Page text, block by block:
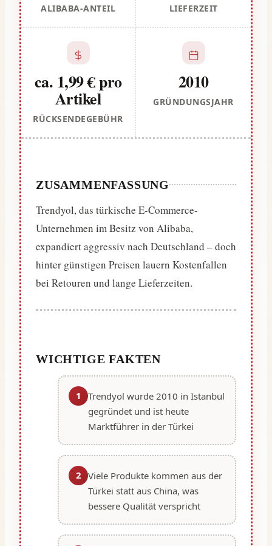
ALIBABA-ANTEIL LIEFERZEIT
ca. 1,99 € pro
Artikel
RÜCKSENDEGEBÜHR
2010
GRÜNDUNGSJAHR
ZUSAMMENFASSUNG
Trendyol, das türkische E-Commerce-
Unternehmen im Besitz von Alibaba,
expandiert aggressiv nach Deutschland – doch
hinter günstigen Preisen lauern Kostenfallen
bei Retouren und lange Lieferzeiten.
WICHTIGE FAKTEN
1
Trendyol wurde 2010 in Istanbul
gegründet und ist heute
Marktführer in der Türkei
2 Viele Produkte kommen aus der
Türkei statt aus China, was
bessere Qualität verspricht